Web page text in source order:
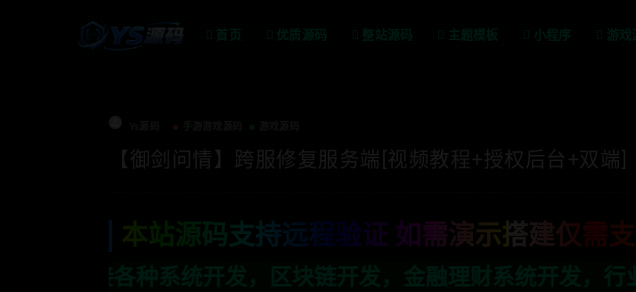
首页 优质源码 整站源码 主题模板 小程序 游戏
【御剑问情】跨服修复服务端[视频教程+授权后台+双端]
本站源码支持远程验证 如需演示搭建仅需
区块链开发，金融理财系统开发，行业不限，全栈技术开发